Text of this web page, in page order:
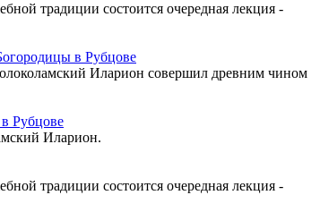
традиции состоится очередная лекция -
в Рубцове
Иларион совершил древним чином
Рубцове
Иларион.
традиции состоится очередная лекция -